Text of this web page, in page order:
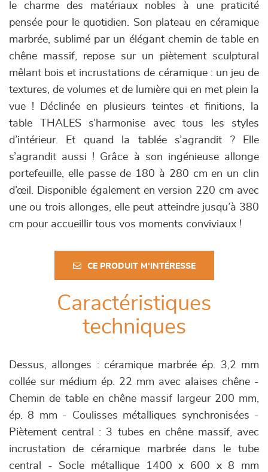
le charme des matériaux nobles à une praticité
pensée pour le quotidien. Son plateau en céramique
marbrée, sublimé par un élégant chemin de table en
chêne massif, repose sur un piètement sculptural
mêlant bois et incrustations de céramique : un jeu de
textures, de volumes et de lumière qui en met plein la
vue ! Déclinée en plusieurs teintes et finitions, la
table THALES s’harmonise avec tous les styles
d’intérieur. Et quand la tablée s’agrandit ? Elle
s’agrandit aussi ! Grâce à son ingénieuse allonge
portefeuille, elle passe de 180 à 280 cm en un clin
d’œil. Disponible également en version 220 cm avec
une ou trois allonges, elle peut atteindre jusqu’à 380
cm pour accueillir tous vos moments conviviaux !
CE PRODUIT M'INTÉRESSE
Caractéristiques
techniques
Dessus, allonges : céramique marbrée ép. 3,2 mm
collée sur médium ép. 22 mm avec alaises chêne -
Chemin de table en chêne massif largeur 200 mm,
ép. 8 mm - Coulisses métalliques synchronisées -
Piètement central : 3 tubes en chêne massif, avec
incrustation de céramique marbrée dans le tube
central - Socle métallique 1400 x 600 x 8 mm